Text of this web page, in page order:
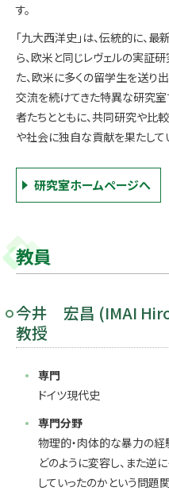
す。
「九大西洋史」は、伝統的に、
ら、欧米と同じレヴェルの実証
た、欧米に多くの留学生を送り
交流を続けてきた特異な研究室
者たちとともに、共同研究や比
や社会に独自な貢献を果たして
研究室ホームページへ
教員
今井 宏昌 (IMAI
教授
専門
ドイツ現代史
専門分野
物理的・肉体的な暴力の
どのように変容し、また逆
していったのかという問題